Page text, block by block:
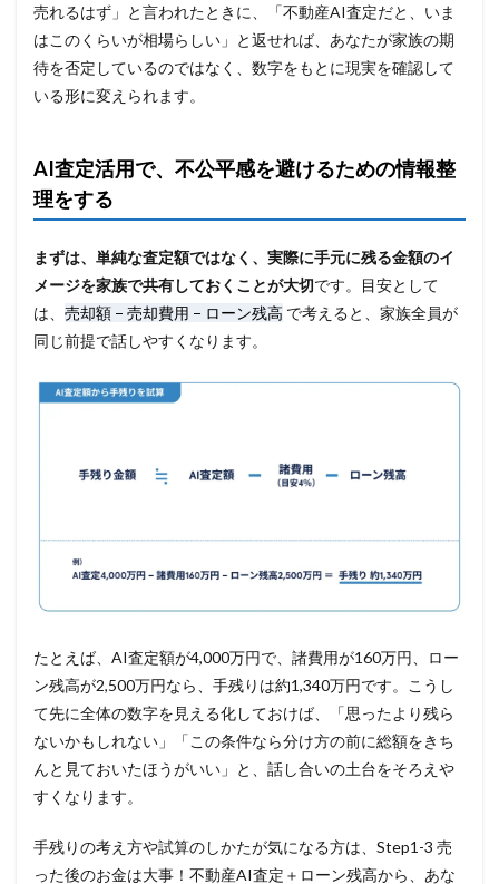
売れるはず」と言われたときに、「不動産AI査定だと、いま
はこのくらいが相場らしい」と返せれば、あなたが家族の期
待を否定しているのではなく、数字をもとに現実を確認して
いる形に変えられます。
AI査定活用で、不公平感を避けるための情報整
理をする
まずは、単純な査定額ではなく、実際に手元に残る金額のイ
メージを家族で共有しておくことが大切です。目安として
は、 売却額 − 売却費用 − ローン残高 で考えると、家族全員が
同じ前提で話しやすくなります。
たとえば、AI査定額が4,000万円で、諸費用が160万円、ロー
ン残高が2,500万円なら、手残りは約1,340万円です。こうし
て先に全体の数字を見える化しておけば、「思ったより残ら
ないかもしれない」「この条件なら分け方の前に総額をきち
んと見ておいたほうがいい」と、話し合いの土台をそろえや
すくなります。
手残りの考え方や試算のしかたが気になる方は、Step1-3 売
った後のお金は大事！不動産AI査定＋ローン残高から、あな